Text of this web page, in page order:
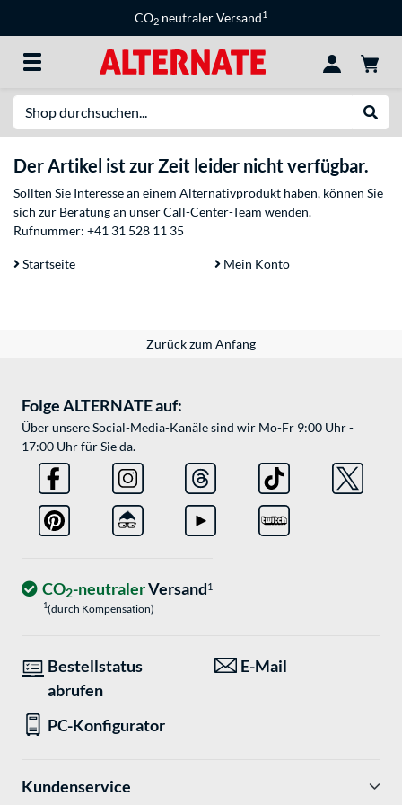
CO2 neutraler Versand1
Der Artikel ist zur Zeit leider nicht verfügbar.
Sollten Sie Interesse an einem Alternativprodukt haben, können Sie
sich zur Beratung an unser Call-Center-Team wenden.
Rufnummer: +41 31 528 11 35
Startseite Mein Konto
Zurück zum Anfang
Folge ALTERNATE auf:
Über unsere Social-Media-Kanäle sind wir Mo-Fr 9:00 Uhr -
17:00 Uhr für Sie da.
CO2-neutralerVersand1
1(durch Kompensation)
Bestellstatus
abrufen
E-Mail
PC-Konfigurator
Kundenservice